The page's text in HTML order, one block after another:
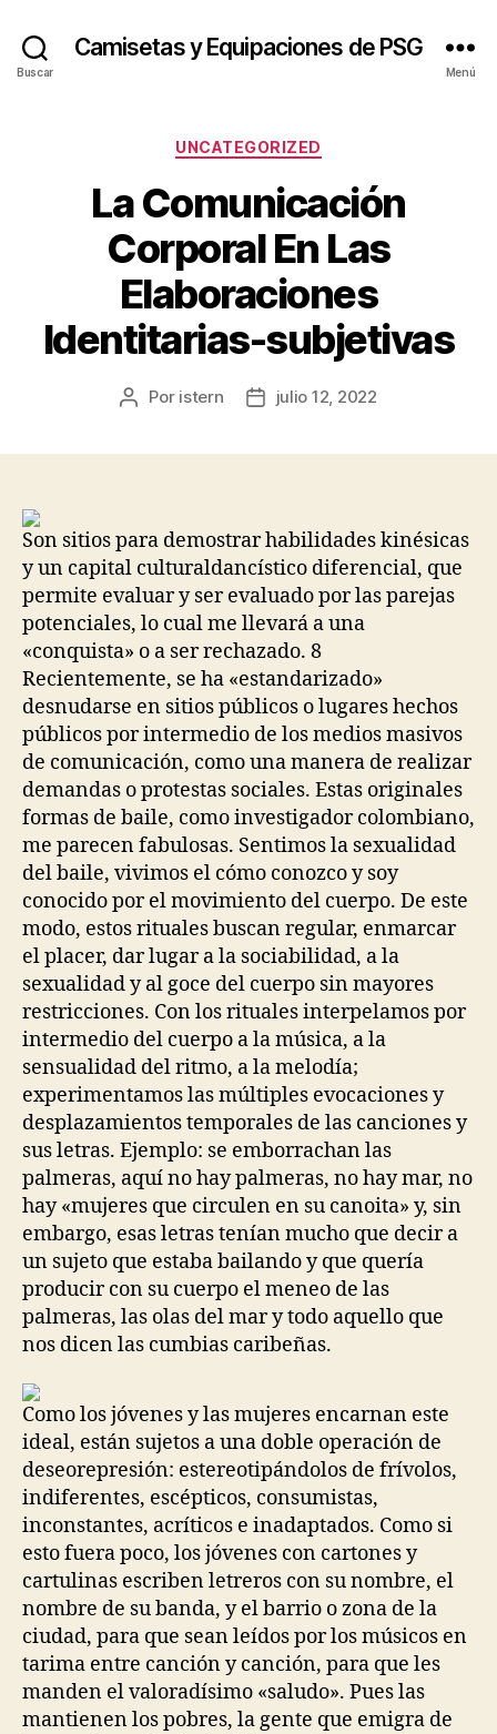
Buscar
Camisetas y Equipaciones de PSG
Menú
Categorías
UNCATEGORIZED
La Comunicación
Corporal En Las
Elaboraciones
Identitarias-subjetivas
Autor
Por istern
Fechajulio 12, 2022
Son sitios para demostrar habilidades kinésicas
y un capital culturaldancístico diferencial, que
permite evaluar y ser evaluado por las parejas
potenciales, lo cual me llevará a una
«conquista» o a ser rechazado. 8
Recientemente, se ha «estandarizado»
desnudarse en sitios públicos o lugares hechos
públicos por intermedio de los medios masivos
de comunicación, como una manera de realizar
demandas o protestas sociales. Estas originales
formas de baile, como investigador colombiano,
me parecen fabulosas. Sentimos la sexualidad
del baile, vivimos el cómo conozco y soy
conocido por el movimiento del cuerpo. De este
modo, estos rituales buscan regular, enmarcar
el placer, dar lugar a la sociabilidad, a la
sexualidad y al goce del cuerpo sin mayores
restricciones. Con los rituales interpelamos por
intermedio del cuerpo a la música, a la
sensualidad del ritmo, a la melodía;
experimentamos las múltiples evocaciones y
desplazamientos temporales de las canciones y
sus letras. Ejemplo: se emborrachan las
palmeras, aquí no hay palmeras, no hay mar, no
hay «mujeres que circulen en su canoita» y, sin
embargo, esas letras tenían mucho que decir a
un sujeto que estaba bailando y que quería
producir con su cuerpo el meneo de las
palmeras, las olas del mar y todo aquello que
nos dicen las cumbias caribeñas.
Como los jóvenes y las mujeres encarnan este
ideal, están sujetos a una doble operación de
deseorepresión: estereotipándolos de frívolos,
indiferentes, escépticos, consumistas,
inconstantes, acríticos e inadaptados. Como si
esto fuera poco, los jóvenes con cartones y
cartulinas escriben letreros con su nombre, el
nombre de su banda, y el barrio o zona de la
ciudad, para que sean leídos por los músicos en
tarima entre canción y canción, para que les
manden el valoradísimo «saludo». Pues las
mantienen los pobres, la gente que emigra de